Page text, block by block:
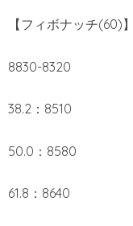
【フィボナッチ(60)】
8830-8320
38.2：8510
50.0：8580
61.8：8640